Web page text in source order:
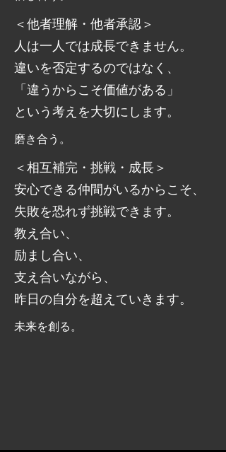
＜他者理解・他者承認＞
人は一人では成長できません。
違いを否定するのではなく、
「違うからこそ価値がある」
という考えを大切にします。
磨き合う。
＜相互補完・挑戦・成長＞
安心できる仲間がいるからこそ、
失敗を恐れず挑戦できます。
教え合い、
励まし合い、
支え合いながら、
昨日の自分を超えていきます。
未来を創る。